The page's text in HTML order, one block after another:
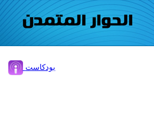
بودكاست